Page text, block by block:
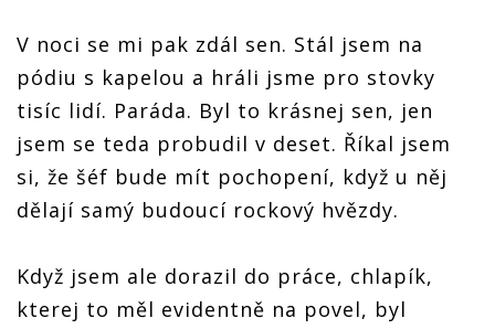
V noci se mi pak zdál sen. Stál jsem na
pódiu s kapelou a hráli jsme pro stovky
tisíc lidí. Paráda. Byl to krásnej sen, jen
jsem se teda probudil v deset. Říkal jsem
si, že šéf bude mít pochopení, když u něj
dělají samý budoucí rockový hvězdy.
Když jsem ale dorazil do práce, chlapík,
kterej to měl evidentně na povel, byl